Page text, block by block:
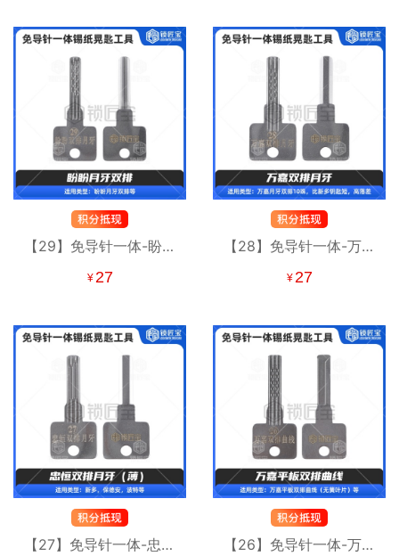
【29】免导针一体-盼盼
月牙双排-锡纸晃匙工具
¥27
【28】免导针一体-万嘉
双排月牙-锡纸晃匙工具
¥27
【27】免导针一体-忠恒
【26】免导针一体-万嘉